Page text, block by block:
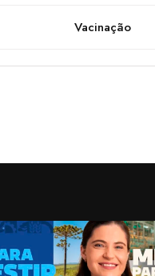
Vacinação